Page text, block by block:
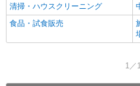
清掃・ハウスクリーニング
食品・試食販売
1／1